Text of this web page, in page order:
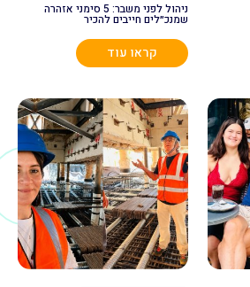
ניהול לפני משבר: 5 סימני אזהרה
שמנכ״לים חייבים להכיר
קראו עוד